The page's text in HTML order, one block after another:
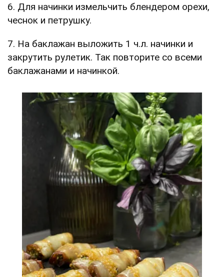
6. Для начинки измельчить блендером орехи,
чеснок и петрушку.
7. На баклажан выложить 1 ч.л. начинки и
закрутить рулетик. Так повторите со всеми
баклажанами и начинкой.